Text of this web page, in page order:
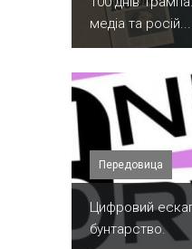
медіа та росій...
Передовица
​Цифровий
бунтарство.